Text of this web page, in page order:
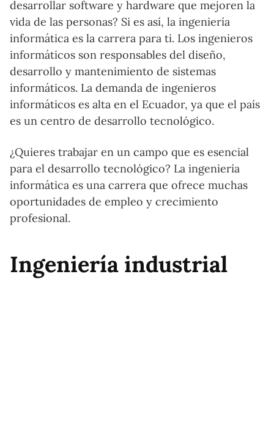
desarrollar software y hardware que mejoren la
vida de las personas? Si es así, la ingeniería
informática es la carrera para ti. Los ingenieros
informáticos son responsables del diseño,
desarrollo y mantenimiento de sistemas
informáticos. La demanda de ingenieros
informáticos es alta en el Ecuador, ya que el país
es un centro de desarrollo tecnológico.
¿Quieres trabajar en un campo que es esencial
para el desarrollo tecnológico? La ingeniería
informática es una carrera que ofrece muchas
oportunidades de empleo y crecimiento
profesional.
Ingeniería industrial